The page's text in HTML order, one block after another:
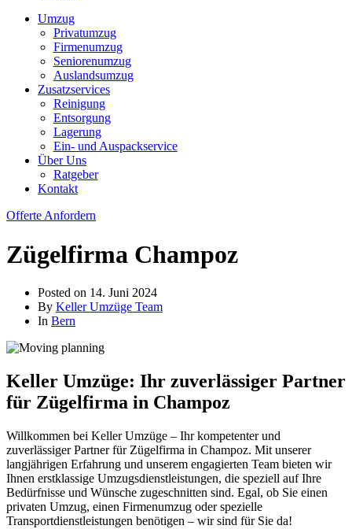
Umzug
Privatumzug
Firmenumzug
Seniorenumzug
Auslandsumzug
Zusatzservices
Reinigung
Entsorgung
Lagerung
Ein- und Auspackservice
Über Uns
Ratgeber
Kontakt
Offerte Anfordern
Zügelfirma Champoz
Posted on 14. Juni 2024
By Keller Umzüge Team
In Bern
Keller Umzüge: Ihr zuverlässiger Partner
für Zügelfirma in Champoz
Willkommen bei Keller Umzüge – Ihr kompetenter und
zuverlässiger Partner für Zügelfirma in Champoz. Mit unserer
langjährigen Erfahrung und unserem engagierten Team bieten wir
Ihnen erstklassige Umzugsdienstleistungen, die speziell auf Ihre
Bedürfnisse und Wünsche zugeschnitten sind. Egal, ob Sie einen
privaten Umzug, einen Firmenumzug oder spezielle
Transportdienstleistungen benötigen – wir sind für Sie da!